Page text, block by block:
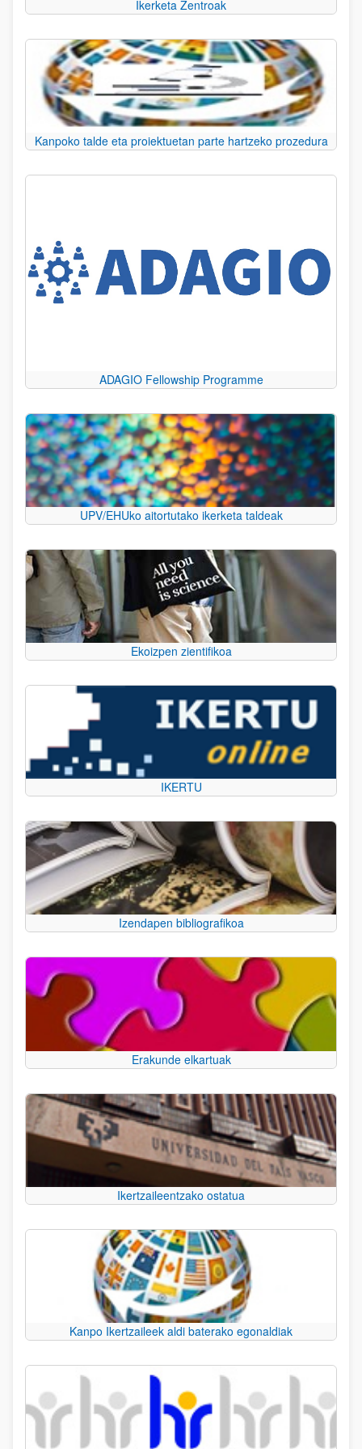
Ikerketa Zentroak
Kanpoko talde eta proiektuetan parte hartzeko prozedura
ADAGIO Fellowship Programme
UPV/EHUko aitortutako ikerketa taldeak
Ekoizpen zientifikoa
IKERTU
Izendapen bibliografikoa
Erakunde elkartuak
Ikertzaileentzako ostatua
Kanpo Ikertzaileek aldi baterako egonaldiak